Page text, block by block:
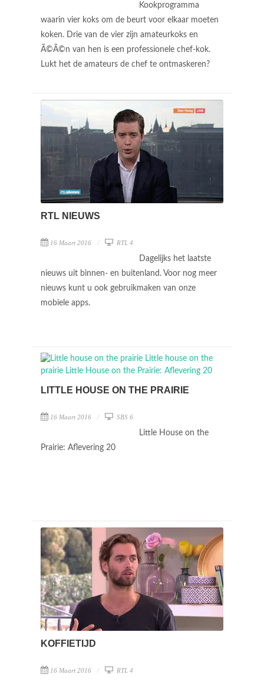
Kookprogramma
waarin vier koks om de beurt voor elkaar moeten
koken. Drie van de vier zijn amateurkoks en
Ã©Ã©n van hen is een professionele chef-kok.
Lukt het de amateurs de chef te ontmaskeren?
RTL NIEUWS
16 Maart 2016 RTL 4
Dagelijks het laatste
nieuws uit binnen- en buitenland. Voor nog meer
nieuws kunt u ook gebruikmaken van onze
mobiele apps.
LITTLE HOUSE ON THE PRAIRIE
16 Maart 2016 SBS 6
Little House on the
Prairie: Aflevering 20
KOFFIETIJD
16 Maart 2016 RTL 4